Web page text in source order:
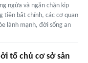
ngừa và ngăn chặn kịp
tiền bất chính, các cơ quan
lành mạnh, đời sống an
tố chủ cơ sở sản